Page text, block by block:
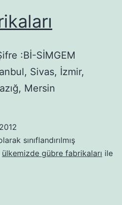
:Bİ-SİMGEM
Sivas, İzmir,
Mersin
sınıflandırılmış
ülkemizde gübre fabrikaları ile